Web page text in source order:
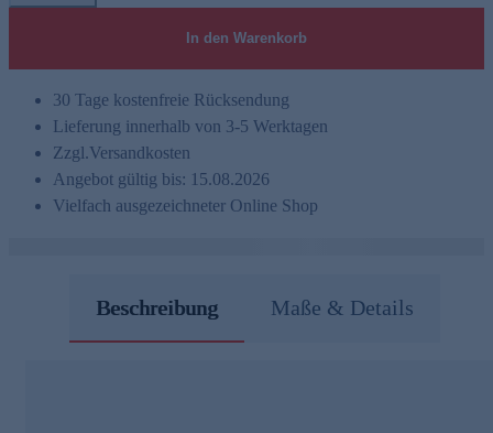
In den Warenkorb
30 Tage kostenfreie Rücksendung
Lieferung innerhalb von 3-5 Werktagen
Zzgl.Versandkosten
Angebot gültig bis: 15.08.2026
Vielfach ausgezeichneter Online Shop
Beschreibung Maße & Details